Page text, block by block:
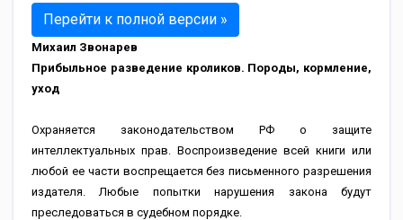
Перейти к полной версии »
Михаил Звонарев
Прибыльное разведение кроликов. Породы, кормление,
уход
Охраняется законодательством РФ о защите
интеллектуальных прав. Воспроизведение всей книги или
любой ее части воспрещается без письменного разрешения
издателя. Любые попытки нарушения закона будут
преследоваться в судебном порядке.